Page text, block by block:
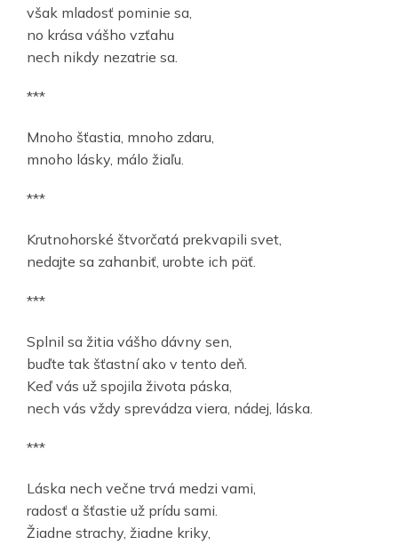
však mladosť pominie sa,
no krása vášho vzťahu
nech nikdy nezatrie sa.
***
Mnoho šťastia, mnoho zdaru,
mnoho lásky, málo žiaľu.
***
Krutnohorské štvorčatá prekvapili svet,
nedajte sa zahanbiť, urobte ich päť.
***
Splnil sa žitia vášho dávny sen,
buďte tak šťastní ako v tento deň.
Keď vás už spojila života páska,
nech vás vždy sprevádza viera, nádej, láska.
***
Láska nech večne trvá medzi vami,
radosť a šťastie už prídu sami.
Žiadne strachy, žiadne kriky,